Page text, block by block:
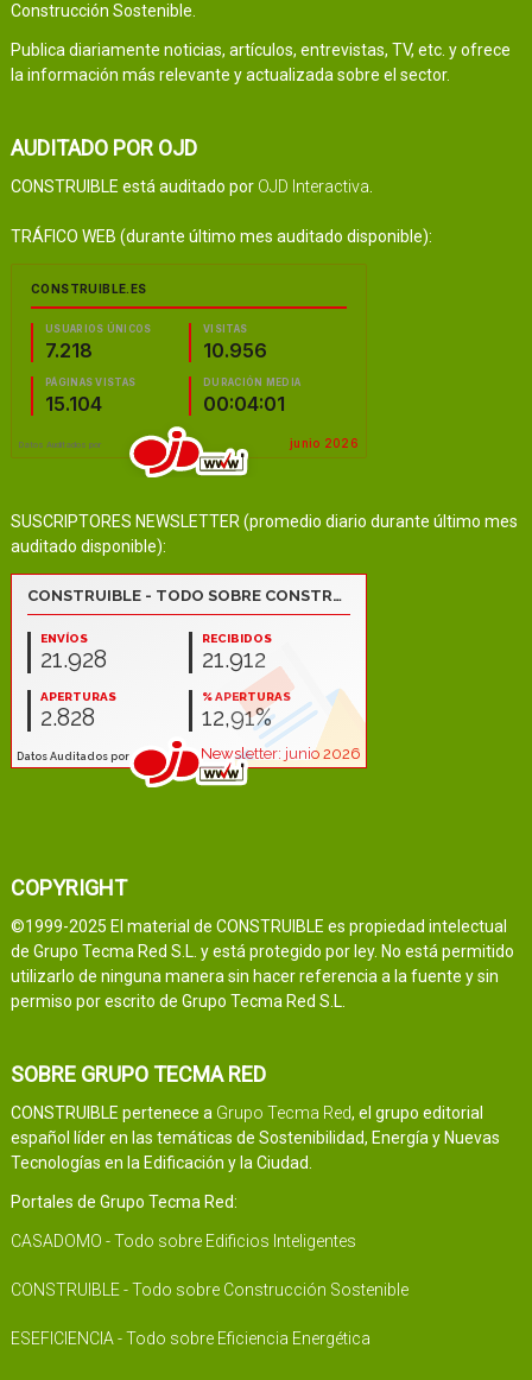
Construcción Sostenible.
Publica diariamente noticias, artículos, entrevistas, TV, etc. y ofrece
la información más relevante y actualizada sobre el sector.
AUDITADO POR OJD
CONSTRUIBLE está auditado por OJD Interactiva
TRÁFICO WEB (durante último mes auditado disponible):
SUSCRIPTORES NEWSLETTER (promedio diario durante último mes
auditado disponible):
COPYRIGHT
©1999-2025 El material de CONSTRUIBLE es propiedad intelectual
de Grupo Tecma Red S.L. y está protegido por ley. No está permitido
utilizarlo de ninguna manera sin hacer referencia a la fuente y sin
permiso por escrito de Grupo Tecma Red S.L.
SOBRE GRUPO TECMA RED
CONSTRUIBLE pertenece a Grupo Tecma Red, el grupo editorial
español líder en las temáticas de Sostenibilidad, Energía y Nuevas
Tecnologías en la Edificación y la Ciudad.
Portales de Grupo Tecma Red:
CASADOMO - Todo sobre Edificios Inteligentes
CONSTRUIBLE - Todo sobre Construcción Sostenible
ESEFICIENCIA - Todo sobre Eficiencia Energética